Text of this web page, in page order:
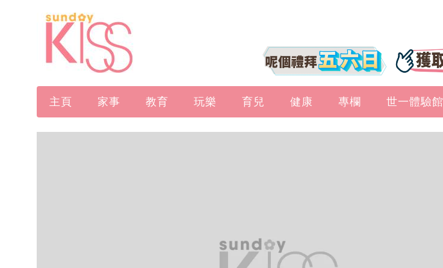
主頁 家事 教育 玩樂 育兒 健康 專欄 世一體驗館